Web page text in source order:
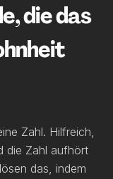
die das
Zahl. Hilfreich,
die Zahl aufhört
lösen das, indem